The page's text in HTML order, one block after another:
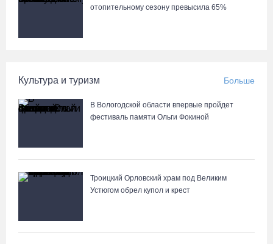
отопительному сезону превысила 65%
Культура и туризм Больше
В Вологодской области впервые пройдет
фестиваль памяти Ольги Фокиной
Троицкий Орловский храм под Великим
Устюгом обрел купол и крест